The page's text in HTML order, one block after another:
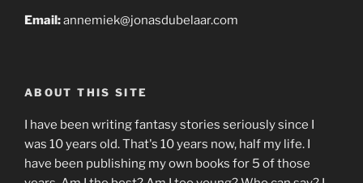
Email:annemiek@jonasdubelaar.com
ABOUT THIS SITE
I have been writing fantasy stories seriously since I
was 10 years old. That's 10 years now, half my life. I
have been publishing my own books for 5 of those